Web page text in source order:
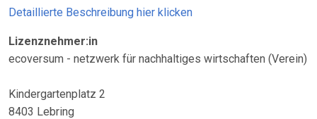
Detaillierte Beschreibung hier klicken
Lizenznehmer:in
ecoversum - netzwerk für nachhaltiges wirtschaften (Verein)
Kindergartenplatz 2
8403 Lebring